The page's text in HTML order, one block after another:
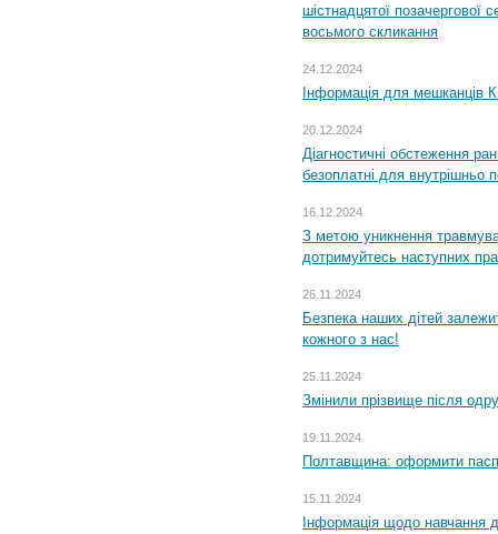
шістнадцятої позачергової
восьмого скликання
24.12.2024
Інформація для мешканців
20.12.2024
Діагностичні обстеження
безоплатні для внутрішньо
16.12.2024
З метою уникнення
дотримуйтесь наступних
26.11.2024
Безпека наших дітей
кожного з нас!
25.11.2024
Змінили прізвище після
19.11.2024
Полтавщина: оформити
15.11.2024
Інформація щодо навчання